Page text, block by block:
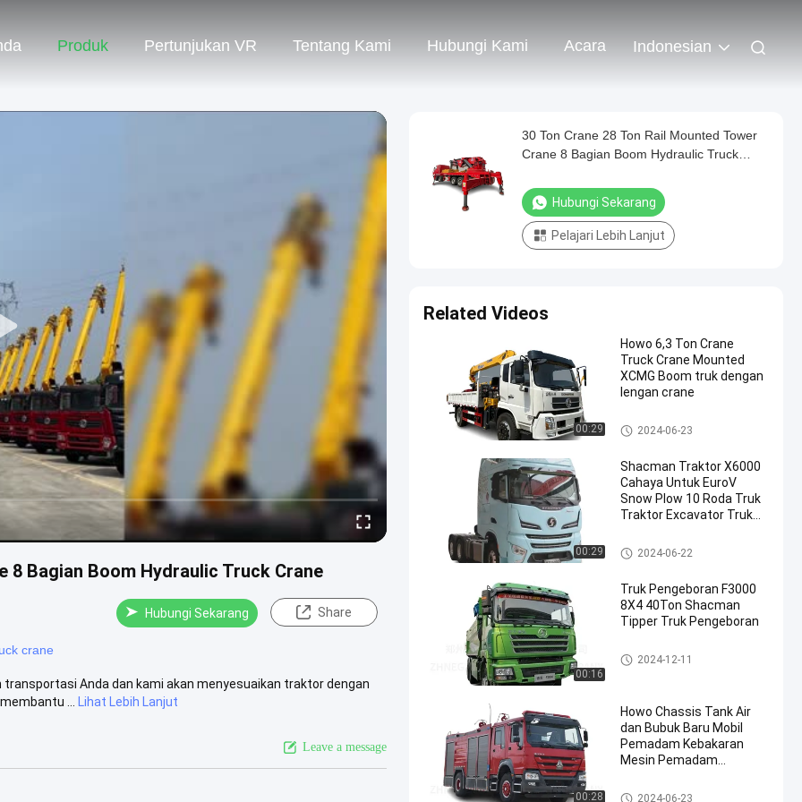
Produk Pertunjukan VR Tentang Kami Hubungi Kami Acara Indonesian
8 Bagian Boom Hydraulic Truck Crane
Hubungi Sekarang Share
crane
Anda dan kami akan menyesuaikan traktor dengan
...
Lihat Lebih Lanjut
Leave a message
30 Ton Crane 28 Ton Rail Mounted Tower
Crane 8 Bagian Boom Hydraulic Truck
Hubungi Sekarang
Pelajari Lebih Lanjut
Related Videos
00:29
Howo 6,3 Ton Crane
Truck Crane Mounted
XCMG Boom truk dengan
lengan crane
Truk Derek
2024-06-23
00:29
Shacman Traktor X6000
Cahaya Untuk EuroV
Snow Plow 10 Roda Truk
Traktor Excavator Truk
truk traktor shacman
2024-06-22
00:16
Truk Pengeboran F3000
8X4 40Ton Shacman
Tipper Truk Pengeboran
SHACMAN Dump Truck
2024-12-11
00:28
Howo Chassis Tank Air
dan Bubuk Baru Mobil
Pemadam Kebakaran
Mesin Pemadam
Pemadam Kebakaran
Truk Pemadam Kebakaran
2024-06-23